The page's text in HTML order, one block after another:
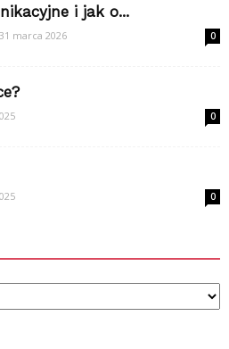
i jak o...
31 marca 2026 0
0
0